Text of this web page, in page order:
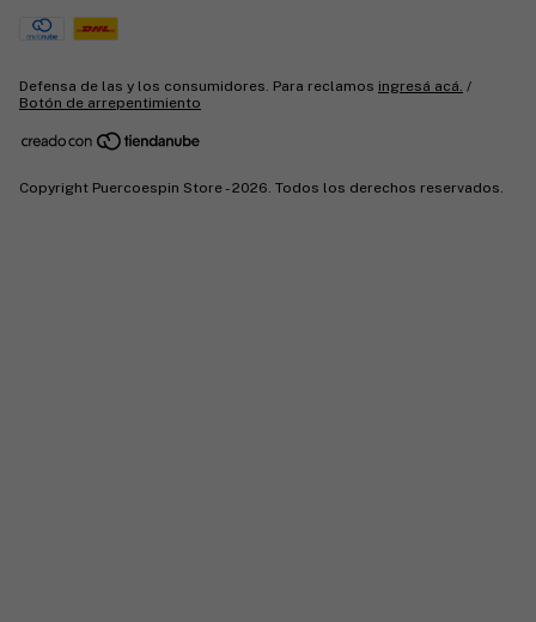
Defensa de las y los consumidores. Para reclamos ingresá acá. /
Botón de arrepentimiento
Copyright Puercoespin Store - 2026. Todos los derechos reservados.